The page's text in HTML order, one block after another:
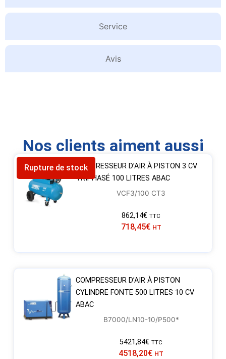
Service
Avis
Nos clients aiment aussi
Rupture de stockCOMPRESSEUR D’AIR À PISTON 3 CV
TRIPHASÉ 100 LITRES ABAC
VCF3/100 CT3
862,14€ TTC
718,45€ HT
COMPRESSEUR D’AIR À PISTON
CYLINDRE FONTE 500 LITRES 10 CV
ABAC
B7000/LN10-10/P500*
5421,84€ TTC
4518,20€ HT